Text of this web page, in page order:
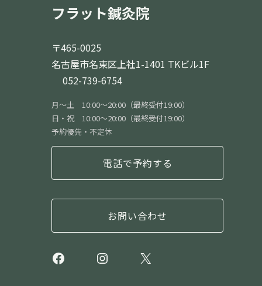
フラット鍼灸院
〒465-0025
名古屋市名東区上社1-1401 TKビル1F
052-739-6754
月〜土 10:00〜20:00（最終受付19:00）
日・祝 10:00〜20:00（最終受付19:00）
予約優先・不定休
電話で予約する
お問い合わせ
FacebookInstagram
X